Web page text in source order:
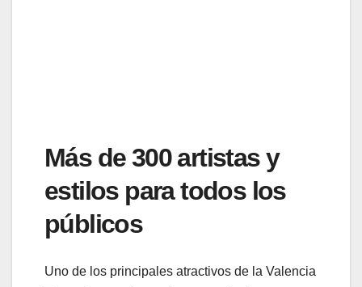
Más de 300 artistas y
estilos para todos los
públicos
Uno de los principales atractivos de la Valencia